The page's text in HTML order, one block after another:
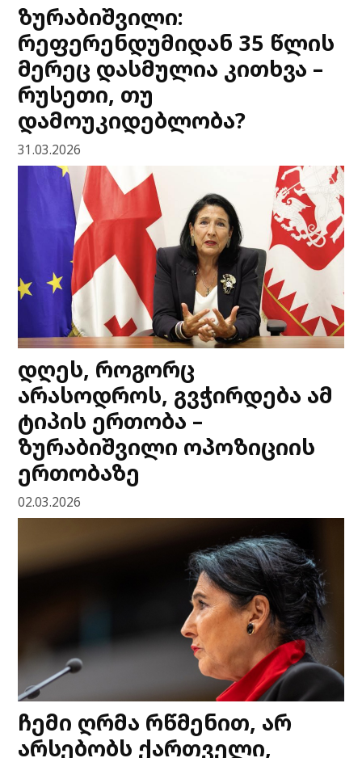
ზურაბიშვილი:
რეფერენდუმიდან 35 წლის
მერეც დასმულია კითხვა –
რუსეთი, თუ
დამოუკიდებლობა?
31.03.2026
დღეს, როგორც
არასოდროს, გვჭირდება ამ
ტიპის ერთობა –
ზურაბიშვილი ოპოზიციის
ერთობაზე
02.03.2026
ჩემი ღრმა რწმენით, არ
არსებობს ქართველი,